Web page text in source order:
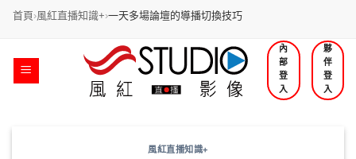
首頁›風紅直播知識+›一天多場論壇的導播切換技巧
內
部
登
入
夥
伴
登
入
風紅直播知識+